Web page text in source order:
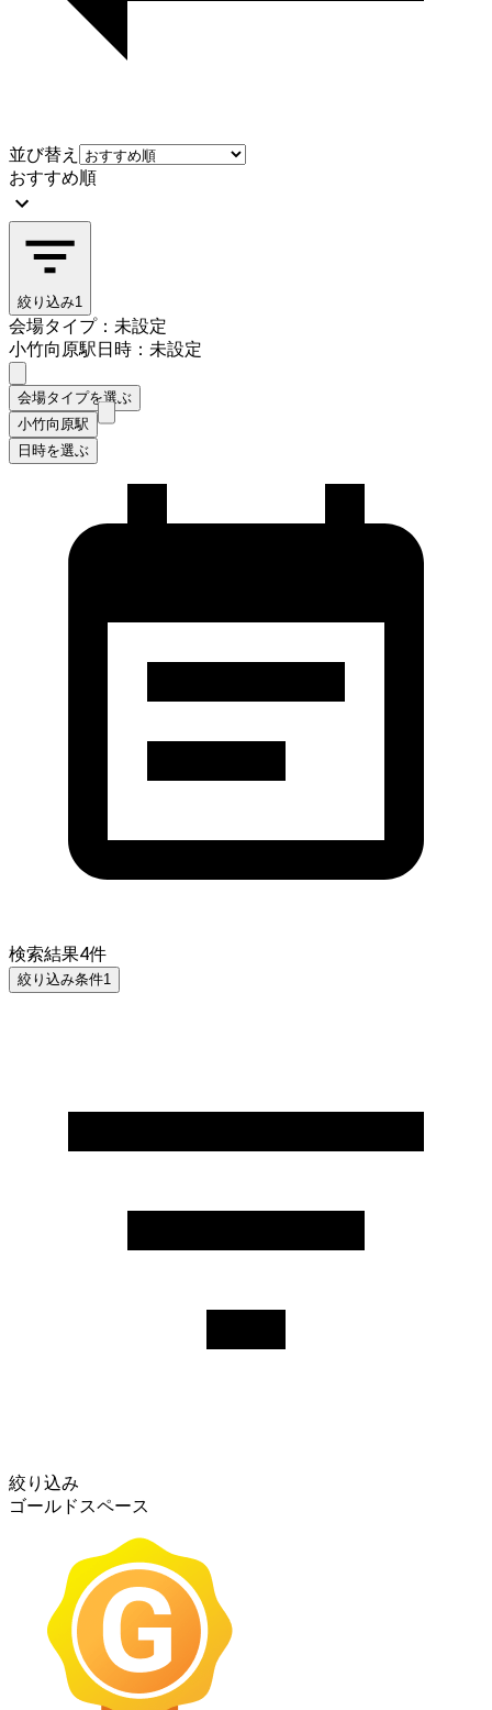
並び替え
おすすめ順
絞り込み1
会場タイプ：未設定
小竹向原駅日時：未設定
会場タイプを選ぶ
小竹向原駅
日時を選ぶ
検索結果4件
絞り込み条件1
絞り込み
ゴールドスペース